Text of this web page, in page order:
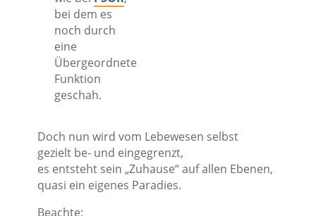
bei dem es
noch durch
eine
Übergeordnete
Funktion
geschah.
Doch nun wird vom Lebewesen selbst
gezielt be- und eingegrenzt,
es entsteht sein „Zuhause“ auf allen Ebenen,
quasi ein eigenes Paradies.
Beachte: